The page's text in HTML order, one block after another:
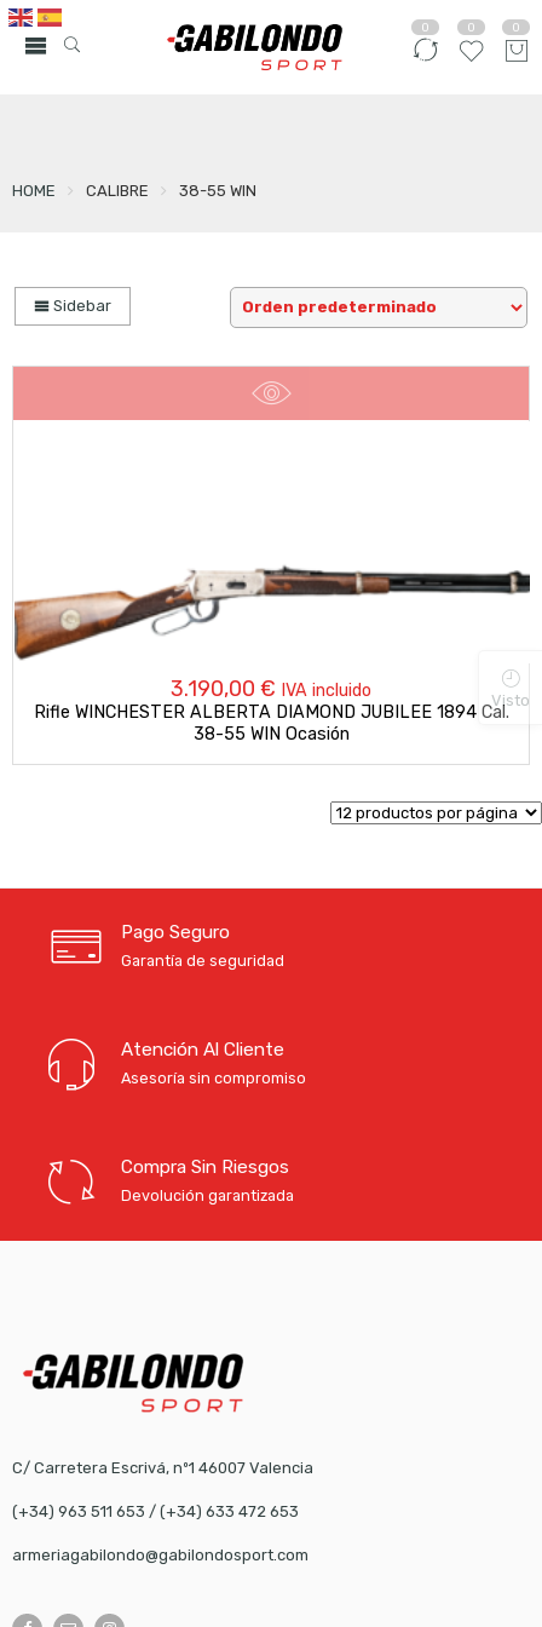
0 0 0
HOME CALIBRE 38-55 WIN
Sidebar
3.190,00 € IVA incluido
Rifle WINCHESTER ALBERTA DIAMOND JUBILEE 1894 Cal.
38-55 WIN Ocasión
Pago Seguro
Garantía de seguridad
Atención Al Cliente
Asesoría sin compromiso
Compra Sin Riesgos
Devolución garantizada
C/ Carretera Escrivá, nº1 46007 Valencia
(+34) 963 511 653 / (+34) 633 472 653
armeriagabilondo@gabilondosport.com
Visto